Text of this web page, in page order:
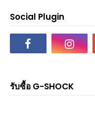
Social Plugin
รับซื้อ G-SHOCK